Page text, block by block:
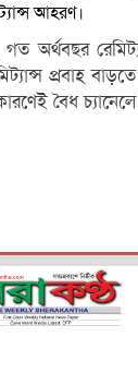
আহরণ।
গত অর্থবছর
প্রবাহ
বৈধ চ্যানেলে